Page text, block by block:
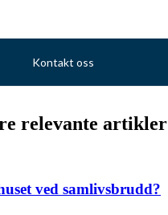
Kontakt oss
relevante artikler
ved samlivsbrudd?